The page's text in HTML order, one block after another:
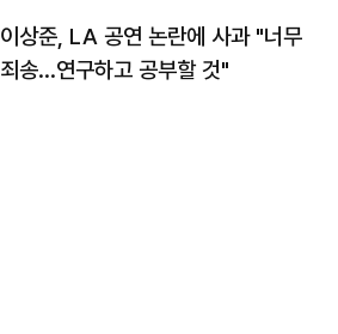
이상준, LA 공연 논란에 사과 "너무
죄송…연구하고 공부할 것"